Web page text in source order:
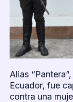
Alias
Ecuador, fue
contra una